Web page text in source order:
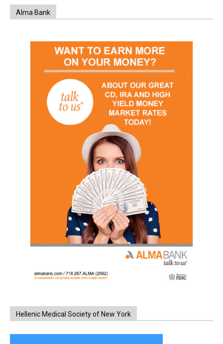
Alma Bank
Hellenic Medical Society of New York